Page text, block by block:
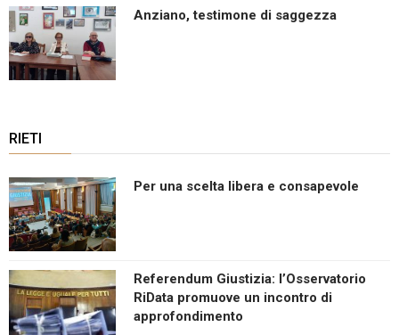
Anziano, testimone di saggezza
RIETI
Per una scelta libera e consapevole
Referendum Giustizia: l’Osservatorio
RiData promuove un incontro di
approfondimento